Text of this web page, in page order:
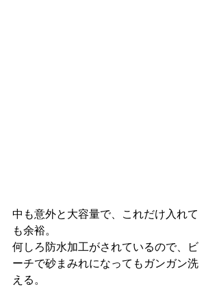
中も意外と大容量で、これだけ入れて
も余裕。
何しろ防水加工がされているので、ビ
ーチで砂まみれになってもガンガン洗
える。